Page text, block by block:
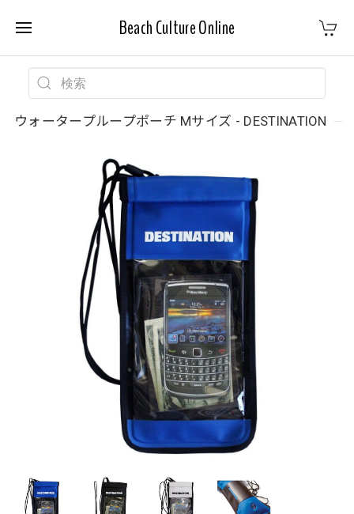
Beach Culture Online
ウォータープループポーチ Mサイズ - DESTINATION